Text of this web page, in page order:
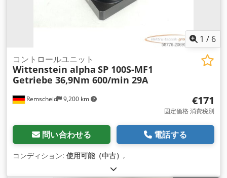
1 / 6
Remscheid 9,200 km
コントロールユニット
Wittenstein alpha SP 100S-MF1
Getriebe 36,9Nm 600/min 29A
€171
固定価格 消費税別
問い合わせる 電話する
コンディション: 使用可能（中古） ,